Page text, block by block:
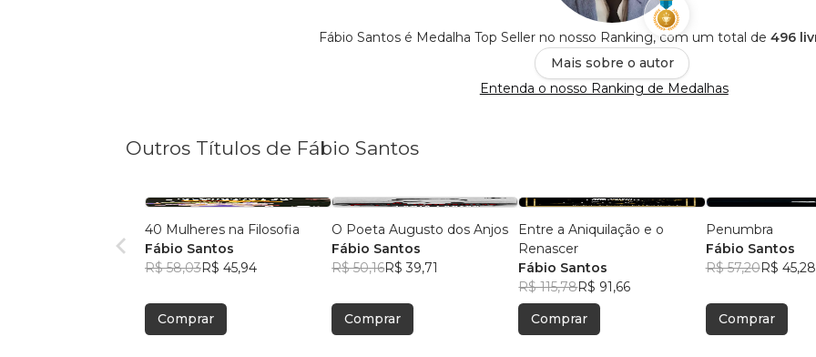
Fábio Santos é Medalha Top Seller no nosso Ranking, com um total de 496
Mais sobre o autor
Entenda o nosso Ranking de Medalhas
Outros Títulos de Fábio Santos
40 Mulheres na Filosofia
Fábio Santos
R$ 58,03R$ 45,94
Comprar
O Poeta Augusto dos Anjos
Fábio Santos
R$ 50,16R$ 39,71
Comprar
Entre a Aniquilação e o
Renascer
Fábio Santos
R$ 115,78R$ 91,66
Comprar
Penumbra
Fábio Santos
R$ 57,20R$ 45,28
Comprar